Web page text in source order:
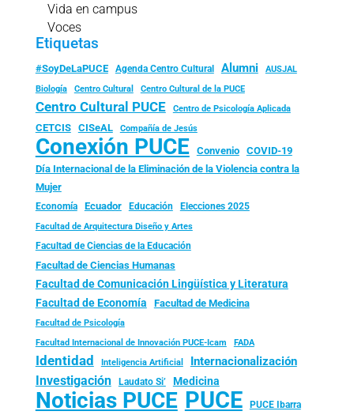
Vida en campus
Voces
Etiquetas
#SoyDeLaPUCE Agenda Centro Cultural Alumni
AUSJAL
Biología
Centro Cultural Centro Cultural de la PUCE
Centro Cultural PUCE Centro de Psicología Aplicada
CETCIS CISeAL Compañía de Jesús
Conexión PUCE Convenio
COVID-19
Día Internacional de la Eliminación de la Violencia contra la
Mujer
Economía Ecuador Educación Elecciones 2025
Facultad de Arquitectura Diseño y Artes
Facultad de Ciencias de la Educación
Facultad de Ciencias Humanas
Facultad de Comunicación Lingüística y Literatura
Facultad de Economía Facultad de Medicina
Facultad de Psicología
Facultad Internacional de Innovación PUCE-Icam FADA
Identidad Inteligencia Artificial Internacionalización
Investigación Laudato Si’ Medicina
Noticias PUCE PUCE PUCE Ibarra